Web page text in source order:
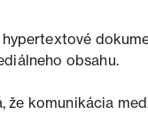
obsahu.
že komunikácia